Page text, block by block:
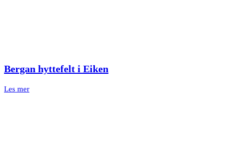
Bergan hyttefelt i Eiken
Les mer